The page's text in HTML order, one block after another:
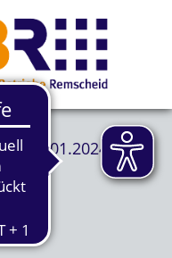
16.01.2024